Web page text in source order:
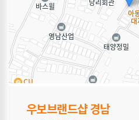
우보브랜드샵 경남